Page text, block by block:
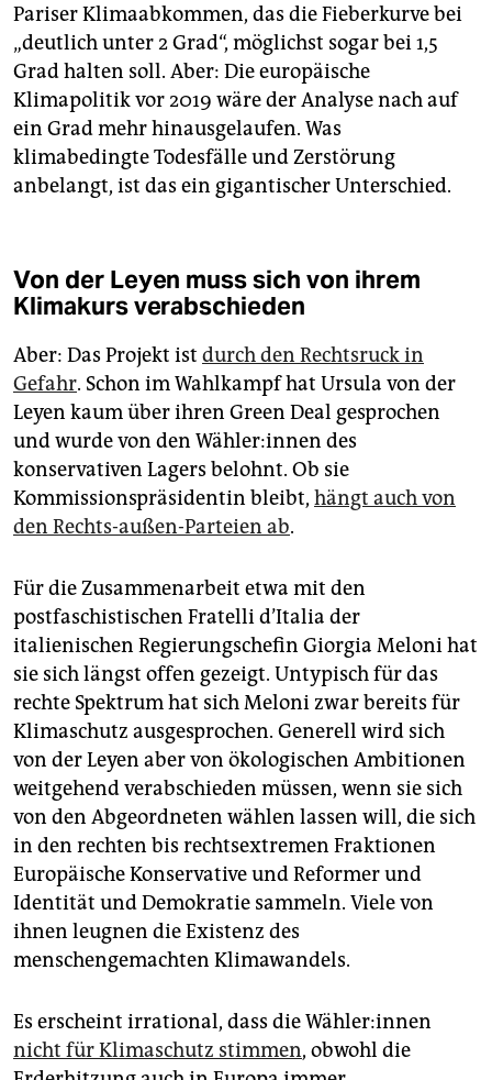
Pariser Klimaabkommen, das die Fieberkurve bei
„deutlich unter 2 Grad“, möglichst sogar bei 1,5
Grad halten soll. Aber: Die europäische
Klimapolitik vor 2019 wäre der Analyse nach auf
ein Grad mehr hinausgelaufen. Was
klimabedingte Todesfälle und Zerstörung
anbelangt, ist das ein gigantischer Unterschied.
Von der Leyen muss sich von ihrem
Klimakurs verabschieden
Aber: Das Projekt ist durch den Rechtsruck in
Gefahr. Schon im Wahlkampf hat Ursula von der
Leyen kaum über ihren Green Deal gesprochen
und wurde von den Wäh­le­r:in­nen des
konservativen Lagers belohnt. Ob sie
Kommissionspräsidentin bleibt, hängt auch von
den Rechts-außen-Parteien ab.
Für die Zusammenarbeit etwa mit den
postfaschistischen Fratelli d’Italia der
italienischen Regierungschefin Giorgia Meloni hat
sie sich längst offen gezeigt. Untypisch für das
rechte Spektrum hat sich Meloni zwar bereits für
Klimaschutz ausgesprochen. Generell wird sich
von der Leyen aber von ökologischen Ambitionen
weitgehend verabschieden müssen, wenn sie sich
von den Abgeordneten wählen lassen will, die sich
in den rechten bis rechtsextremen Fraktionen
Europäische Konservative und Reformer und
Identität und Demokratie sammeln. Viele von
ihnen leugnen die Existenz des
menschengemachten Klimawandels.
Es erscheint irrational, dass die Wäh­le­r:in­nen
nicht für Klimaschutz stimmen, obwohl die